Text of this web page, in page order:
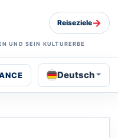
UND SEIN KULTURERBE
Reiseziele→
Deutsch